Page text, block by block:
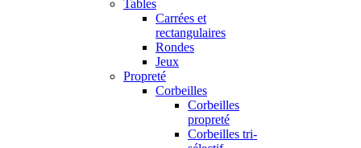
Tables
Carrées et
rectangulaires
Rondes
Jeux
Propreté
Corbeilles
Corbeilles
propreté
Corbeilles tri-